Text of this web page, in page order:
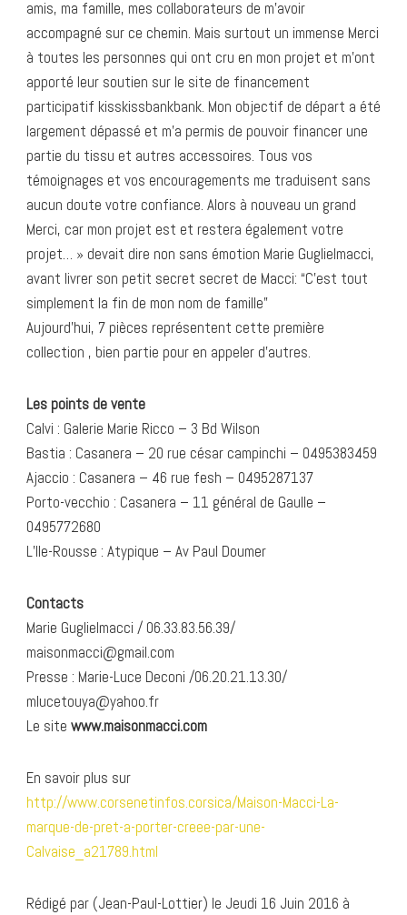
amis, ma famille, mes collaborateurs de m’avoir
accompagné sur ce chemin. Mais surtout un immense Merci
à toutes les personnes qui ont cru en mon projet et m’ont
apporté leur soutien sur le site de financement
participatif kisskissbankbank. Mon objectif de départ a été
largement dépassé et m’a permis de pouvoir financer une
partie du tissu et autres accessoires. Tous vos
témoignages et vos encouragements me traduisent sans
aucun doute votre confiance. Alors à nouveau un grand
Merci, car mon projet est et restera également votre
projet… » devait dire non sans émotion Marie Guglielmacci,
avant livrer son petit secret secret de Macci: “C’est tout
simplement la fin de mon nom de famille”
Aujourd’hui, 7 pièces représentent cette première
collection , bien partie pour en appeler d’autres.
Les points de vente
Calvi : Galerie Marie Ricco – 3 Bd Wilson
Bastia : Casanera – 20 rue césar campinchi – 0495383459
Ajaccio : Casanera – 46 rue fesh – 0495287137
Porto-vecchio : Casanera – 11 général de Gaulle –
0495772680
L’Ile-Rousse : Atypique – Av Paul Doumer
Contacts
Marie Guglielmacci / 06.33.83.56.39/
maisonmacci@gmail.com
Presse : Marie-Luce Deconi /06.20.21.13.30/
mlucetouya@yahoo.fr
Le site www.maisonmacci.com
En savoir plus sur
http://www.corsenetinfos.corsica/Maison-Macci-La-
marque-de-pret-a-porter-creee-par-une-
Calvaise_a21789.html
Rédigé par (Jean-Paul-Lottier) le Jeudi 16 Juin 2016 à